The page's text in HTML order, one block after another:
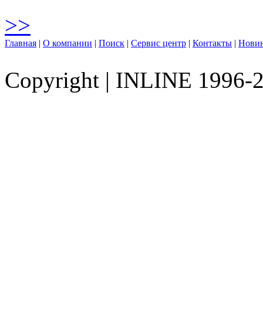
>>
Главная | О компании | Поиск | Сервис центр | Контакты |
Copyright | INLINE 1996-